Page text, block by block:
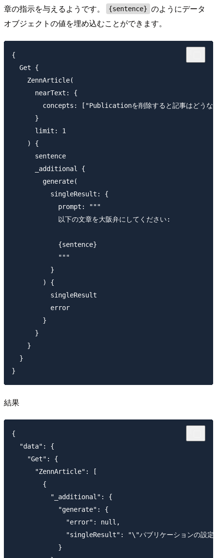
章の指示を与えるようです。
{sentence} のようにデータ
オブジェクトの値を埋め込むことができます。
{
  Get {
    ZennArticle(
      nearText: {
concepts: ["Publicationを削除すると記事はどうな
      }
      limit: 1
    ) {
      sentence
      _additional {
        generate(
          singleResult: {
            prompt: """
            以下の文章を大阪弁にしてください:
            {sentence}
            """
          }
        ) {
          singleResult
          error
        }
      }
    }
  }
結果
{
  "data": {
    "Get": {
      "ZennArticle": [
        {
          "_additional": {
            "generate": {
              "error": null,
"singleResult": "\"パブリケーションの設定は
            }